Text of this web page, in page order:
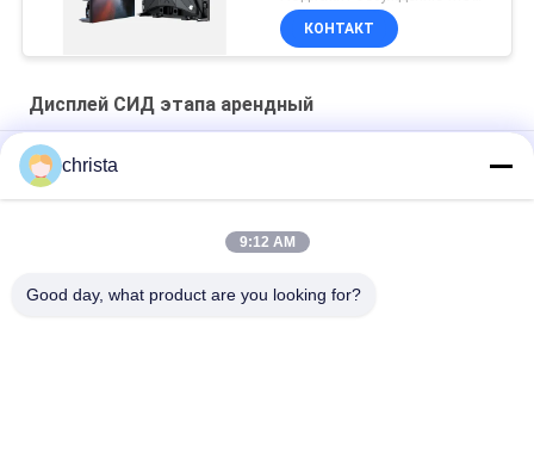
арендного видео-
КОНТАКТ
Дисплей СИД этапа арендный
Гигантская коробка силы экрана 3840Hz СИД серии
500x500mm арендная съемная
christa
9:12 AM
Good day, what product are you looking for?